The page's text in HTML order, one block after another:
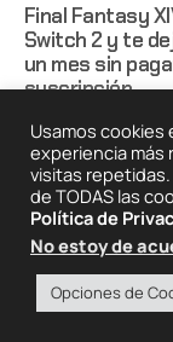
Final Fantasy
Switch 2 y te
un mes sin
suscripción
N3k0 Hace 2
2025 ©
Quiénes
Somos
Usamos
experiencia más
visitas
de TODAS las
Política de
No estoy de
Opciones de